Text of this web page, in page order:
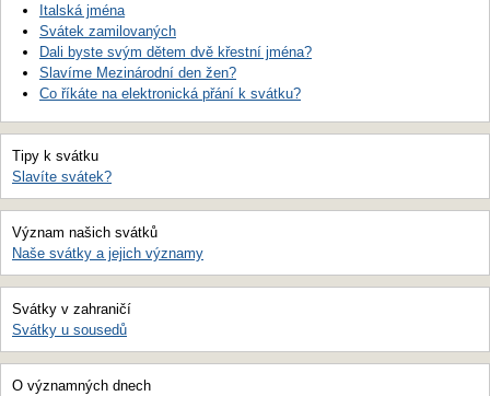
Italská jména
Svátek zamilovaných
Dali byste svým dětem dvě křestní jména?
Slavíme Mezinárodní den žen?
Co říkáte na elektronická přání k svátku?
Tipy k svátku
Slavíte svátek?
Význam našich svátků
Naše svátky a jejich významy
Svátky v zahraničí
Svátky u sousedů
O významných dnech